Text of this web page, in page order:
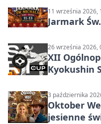
11 września 2026,
Jarmark
26 września 2026,
XII
Kyokushin
3 października
Oktober
jesienne